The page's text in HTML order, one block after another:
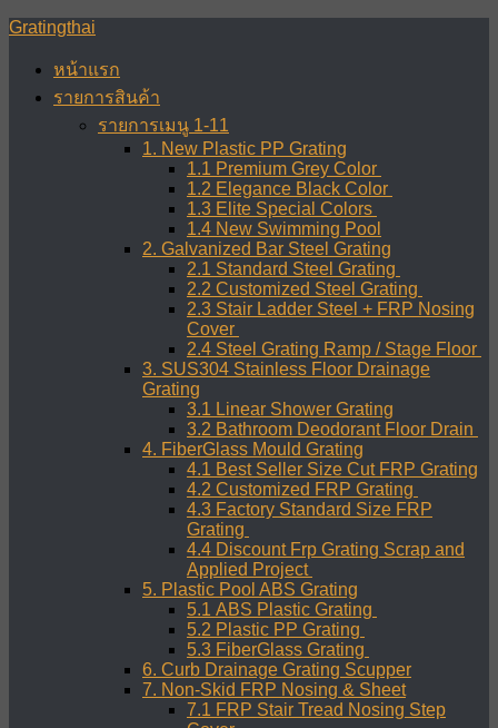
Skip
content
Gratingthai
หน้าแรก
รายการสินค้า
รายการเมนู 1-11
1. New Plastic PP Grating
1.1 Premium Grey Color
1.2 Elegance Black Color
1.3 Elite Special Colors
1.4 New Swimming Pool
2. Galvanized Bar Steel Grating
2.1 Standard Steel Grating
2.2 Customized Steel Grating
2.3 Stair Ladder Steel + FRP Nosing
Cover
2.4 Steel Grating Ramp / Stage Floor
3. SUS304 Stainless Floor Drainage
Grating
3.1 Linear Shower Grating
3.2 Bathroom Deodorant Floor Drain
4. FiberGlass Mould Grating
4.1 Best Seller Size Cut FRP Grating
4.2 Customized FRP Grating
4.3 Factory Standard Size FRP
Grating
4.4 Discount Frp Grating Scrap and
Applied Project
5. Plastic Pool ABS Grating
5.1 ABS Plastic Grating
5.2 Plastic PP Grating
5.3 FiberGlass Grating
6. Curb Drainage Grating Scupper
7. Non-Skid FRP Nosing & Sheet
7.1 FRP Stair Tread Nosing Step